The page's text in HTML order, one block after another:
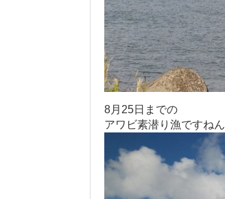
8月25日までの
アワビ素潜り漁ですねん